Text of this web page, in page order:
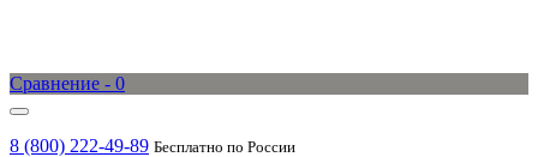
Сравнение - 0
8 (800) 222-49-89 Бесплатно по России